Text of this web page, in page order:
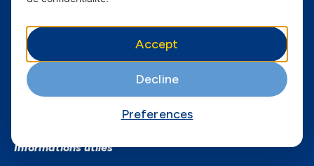
Services
Services Mobiles
Business
Informations utiles
Accept
Decline
Preferences